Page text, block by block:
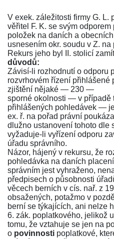
V exek. záležitosti firmy G. L.
věřitel F. K. se svým
položek na daních a
usnesením okr. soudu v Z.
Rekurs jeho byl II. stolicí
důvodů:
Závisí-li rozhodnutí o odporu
rozvrhovém řízení přihlášené
zjištění nějaké — 230 —
sporné okolnosti — v případě
přihlášených pohledávek —
ex. ř. na pořad právní
dlužno ustanovení tohoto dle
vyžaduje-li vyřízení odporu
úřadu správního.
Názor, hájený v rekursu, že
pohledávka na daních
správním jest vyhraženo,
předpisech o působnosti
věcech berních v cís. nař. z
obsažených, potažmo v
berní se týkajících, ani nelze
6. zák. poplatkového, jelikož
tomu, že vztahuje se jen na
o povinnosti poplatkové,